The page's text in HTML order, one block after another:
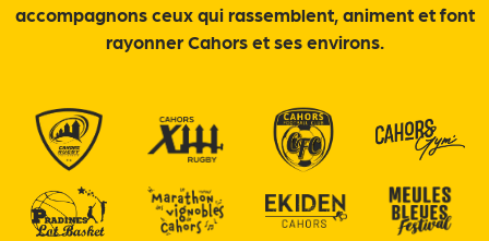
accompagnons ceux qui rassemblent, animent et font
rayonner Cahors et ses environs.